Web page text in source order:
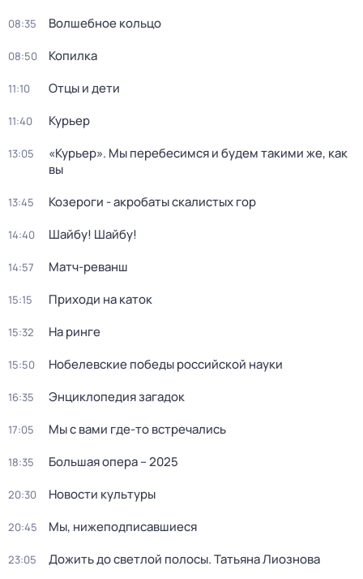
08:35 Волшебное кольцо
08:50 Копилка
11:10 Отцы и дети
11:40 Курьер
13:05
«Курьер». Мы перебесимся и будем такими же, как
вы
13:45 Козероги - акробаты скалистых гор
14:40 Шайбу! Шайбу!
14:57 Матч-реванш
15:15 Приходи на каток
15:32 На ринге
15:50 Нобелевские победы российской науки
16:35 Энциклопедия загадок
17:05 Мы с вами где-то встречались
18:35 Большая опера – 2025
20:30 Новости культуры
20:45 Мы, нижеподписавшиеся
23:05 Дожить до светлой полосы. Татьяна Лиознова